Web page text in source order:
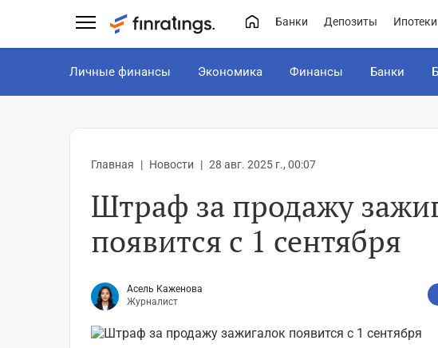
Банки Депозиты Ипотеки
Личные финансы Экономика Финансы Банки
Главная Новости 28 авг. 2025 г., 00:07
Штраф за продажу
появится с 1 сентября
Асель Каженова
Журналист